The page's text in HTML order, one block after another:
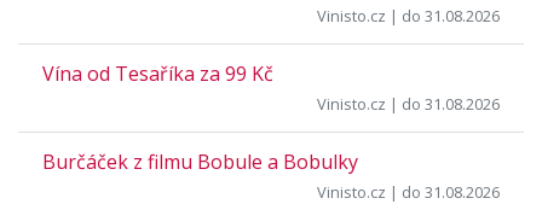
Vinisto.cz | do 31.08.2026
Vína od Tesaříka za 99 Kč
Vinisto.cz | do 31.08.2026
Burčáček z filmu Bobule a Bobulky
Vinisto.cz | do 31.08.2026